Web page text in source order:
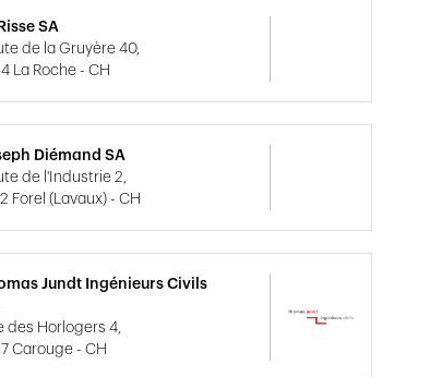
SA
de la Gruyère 40,
La Roche - CH
Diémand SA
de l'Industrie 2,
Forel (Lavaux) - CH
Jundt Ingénieurs Civils
des Horlogers 4,
Carouge - CH